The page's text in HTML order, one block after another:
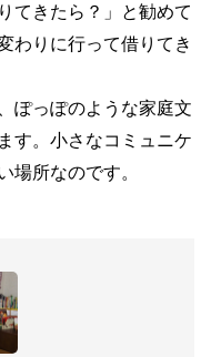
てきたら？」と勧めて
わりに行って借りてき
ぽっぽのような家庭文
す。小さなコミュニケ
場所なのです。